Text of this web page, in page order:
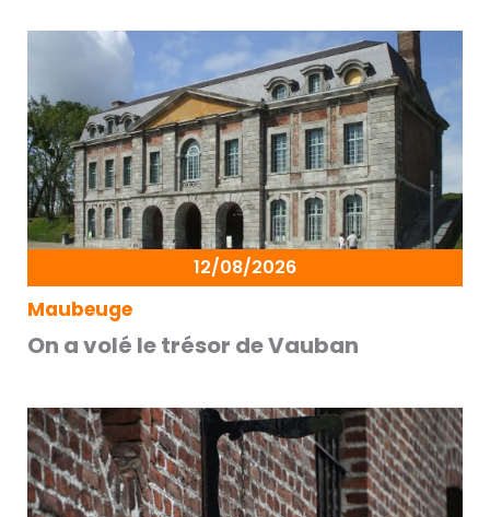
12/08/2026
Maubeuge
On a volé le trésor de Vauban